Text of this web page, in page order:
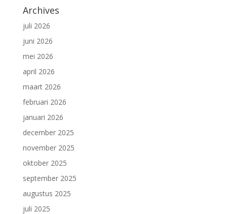
Archives
juli 2026
juni 2026
mei 2026
april 2026
maart 2026
februari 2026
januari 2026
december 2025
november 2025
oktober 2025
september 2025
augustus 2025
juli 2025